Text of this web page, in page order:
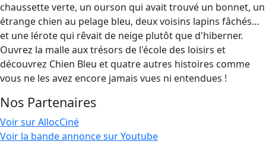
chaussette verte, un ourson qui avait trouvé un bonnet, un
étrange chien au pelage bleu, deux voisins lapins fâchés…
et une lérote qui rêvait de neige plutôt que d'hiberner.
Ouvrez la malle aux trésors de l'école des loisirs et
découvrez Chien Bleu et quatre autres histoires comme
vous ne les avez encore jamais vues ni entendues !
Nos Partenaires
Voir sur AllocCiné
Voir la bande annonce sur Youtube